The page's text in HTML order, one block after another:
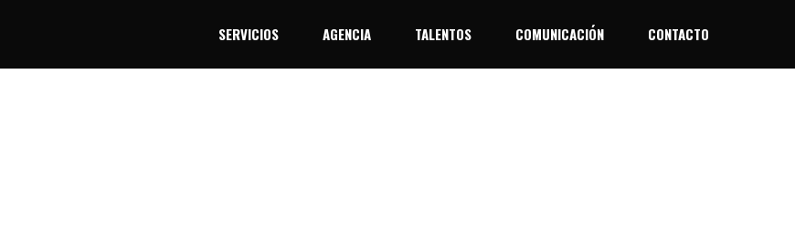
SERVICIOS AGENCIA TALENTOS COMUNICACIÓN CONTACTO